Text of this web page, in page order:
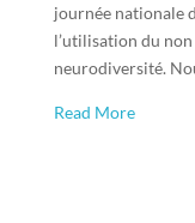
journée nationale
l’utilisation du
neurodiversité.
Read More